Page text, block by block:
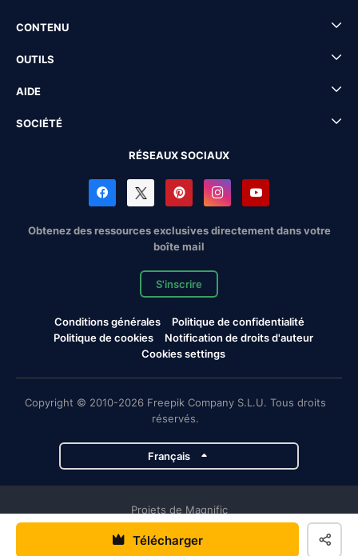
Télécharger
CONTENU
OUTILS
AIDE
SOCIÉTÉ
RÉSEAUX SOCIAUX
Obtenez des ressources exclusives directement dans votre
boîte mail
S'inscrire
Conditions générales
Politique de confidentialité
Politique de cookies
Notification de droits d'auteur
Cookies settings
Copyright © 2010-2026 Freepik Company S.L.U. Tous droits
réservés.
Français
Projets de Magnific
Magnific Flaticon